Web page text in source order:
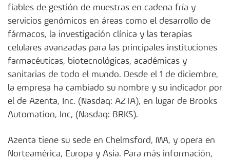
fiables de gestión de muestras en cadena fría y
servicios genómicos en áreas como el desarrollo de
fármacos, la investigación clínica y las terapias
celulares avanzadas para las principales instituciones
farmacéuticas, biotecnológicas, académicas y
sanitarias de todo el mundo. Desde el 1 de diciembre,
la empresa ha cambiado su nombre y su indicador por
el de Azenta, Inc. (Nasdaq: AZTA), en lugar de Brooks
Automation, Inc, (Nasdaq: BRKS).
Azenta tiene su sede en Chelmsford, MA, y opera en
Norteamérica, Europa y Asia. Para más información,